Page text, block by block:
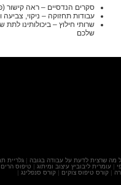
סקרים הנדסיים – ראה קישור
עבודות תחזוקה – ניקוי, צביעה
שרותי חילוץ – ביכולותינו
שלכם
מה שרצית לדעת על עבודה בגובה | גלריית
| עומרית ליבוביץ עיצוב ומיתוג | טיפוס הרים
|קורס טיפוס צוקים |קורס סנפלינג |